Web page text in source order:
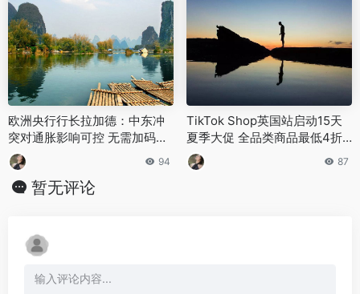
欧洲央行行长拉加德：中东冲
突对通胀影响可控 无需加码政
策应对
94
TikTok Shop英国站启动15天
夏季大促 全品类商品最低4折
起
87
暂无评论